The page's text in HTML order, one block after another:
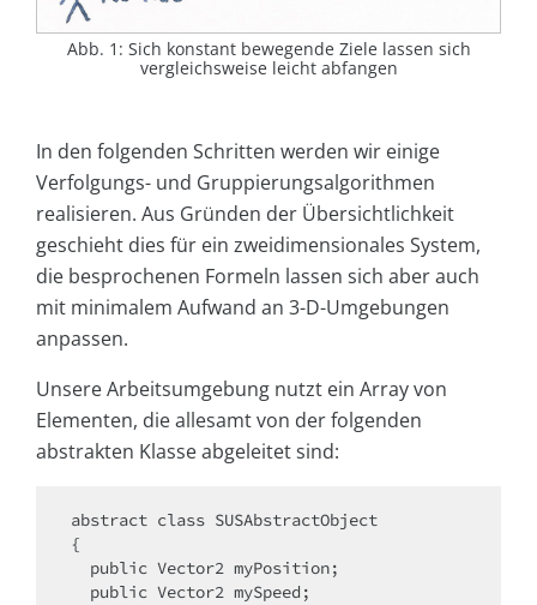
Abb. 1: Sich konstant bewegende Ziele lassen sich
vergleichsweise leicht abfangen
In den folgenden Schritten werden wir einige
Verfolgungs- und Gruppierungsalgorithmen
realisieren. Aus Gründen der Übersichtlichkeit
geschieht dies für ein zweidimensionales System,
die besprochenen Formeln lassen sich aber auch
mit minimalem Aufwand an 3-D-Umgebungen
anpassen.
Unsere Arbeitsumgebung nutzt ein Array von
Elementen, die allesamt von der folgenden
abstrakten Klasse abgeleitet sind:
abstract class SUSAbstractObject
{